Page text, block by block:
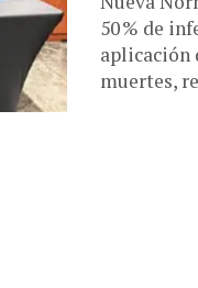
50 % de
aplicación
muertes,